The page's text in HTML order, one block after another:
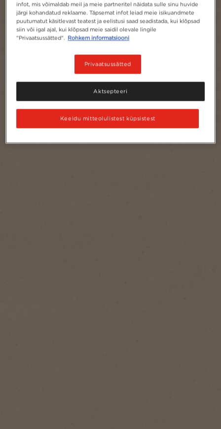
Portsjon1
infot, mis võimaldab meil ja meie partneritel näidata sulle sinu huvide
järgi kohandatud reklaame. Täpsemat infot leiad meie isikuandmete
puutumatut käsitlevast teatest ja eelistusi saad seadistada, kui klõpsad
siin või igal ajal, kui klõpsad meie saidil olevale lingile
"Privaatsussätted". Rohkem informatsiooni
Privaatsussätted
Keeldu mitteolulistest küpsistest
Aktsepteeri